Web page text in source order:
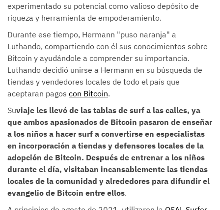
experimentado su potencial como valioso depósito de
riqueza y herramienta de empoderamiento.
Durante ese tiempo, Hermann "puso naranja" a
Luthando, compartiendo con él sus conocimientos sobre
Bitcoin y ayudándole a comprender su importancia.
Luthando decidió unirse a Hermann en su búsqueda de
tiendas y vendedores locales de todo el país que
aceptaran pagos con Bitcoin.
‍Suviaje les llevó de las tablas de surf a las calles, ya
que ambos apasionados de Bitcoin pasaron de enseñar
a los niños a hacer surf a convertirse en especialistas
en incorporación a tiendas y defensores locales de la
adopción de Bitcoin. Después de entrenar a los niños
durante el día, visitaban incansablemente las tiendas
locales de la comunidad y alrededores para difundir el
evangelio de Bitcoin entre ellos.‍